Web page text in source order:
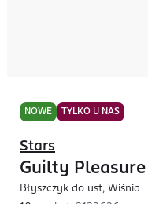
NOWE TYLKO U NAS
Stars
Guilty Pleasure
Błyszczyk do ust, Wiśnia